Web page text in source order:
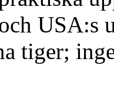
USA:s
tiger;